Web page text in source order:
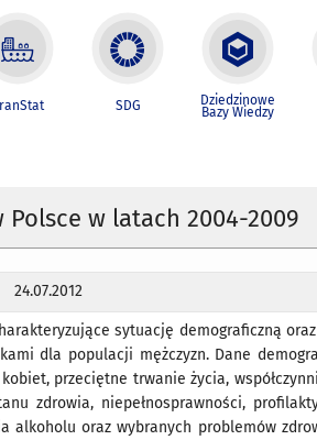
SDG Dziedzinowe
Bazy Wiedzy
w latach 2004-2009
24.07.2012
sytuację demograficzną
dla populacji mężczyzn. Dane
przeciętne trwanie życia,
zdrowia, niepełnosprawności,
alkoholu oraz wybranych problemów